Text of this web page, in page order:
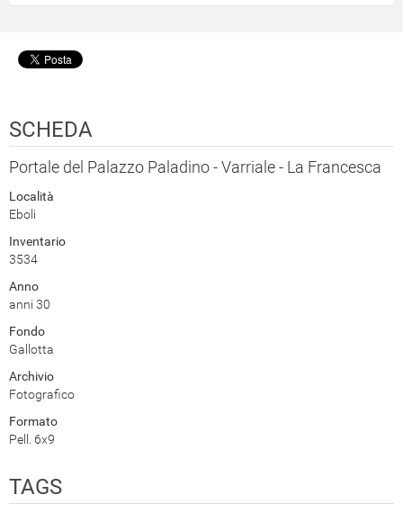
SCHEDA
Portale del Palazzo Paladino - Varriale - La Francesca
Località
Eboli
Inventario
3534
Anno
anni 30
Fondo
Gallotta
Archivio
Fotografico
Formato
Pell. 6x9
TAGS